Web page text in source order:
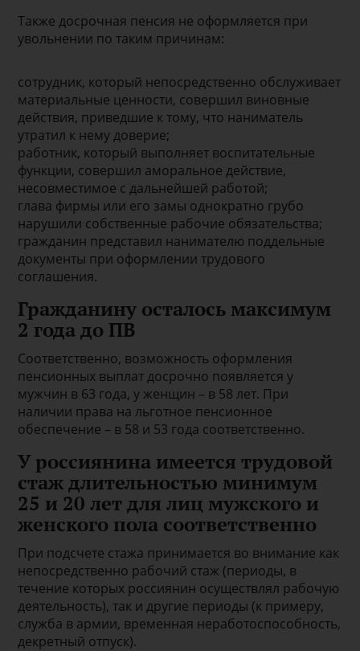
Также досрочная пенсия не оформляется при
увольнении по таким причинам:
сотрудник, который непосредственно обслуживает
материальные ценности, совершил виновные
действия, приведшие к тому, что наниматель
утратил к нему доверие;
работник, который выполняет воспитательные
функции, совершил аморальное действие,
несовместимое с дальнейшей работой;
глава фирмы или его замы однократно грубо
нарушили собственные рабочие обязательства;
гражданин представил нанимателю поддельные
документы при оформлении трудового
соглашения.
Гражданину осталось максимум
2 года до ПВ
Соответственно, возможность оформления
пенсионных выплат досрочно появляется у
мужчин в 63 года, у женщин – в 58 лет. При
наличии права на льготное пенсионное
обеспечение – в 58 и 53 года соответственно.
У россиянина имеется трудовой
стаж длительностью минимум
25 и 20 лет для лиц мужского и
женского пола соответственно
При подсчете стажа принимается во внимание как
непосредственно рабочий стаж (периоды, в
течение которых россиянин осуществлял рабочую
деятельность), так и другие периоды (к примеру,
служба в армии, временная неработоспособность,
декретный отпуск).